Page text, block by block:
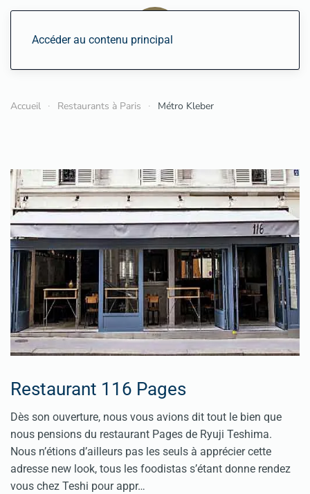
Accéder au contenu principal
Accueil Restaurants à Paris Métro Kleber
Restaurant 116 Pages
Dès son ouverture, nous vous avions dit tout le bien que
nous pensions du restaurant Pages de Ryuji Teshima.
Nous n’étions d’ailleurs pas les seuls à apprécier cette
adresse new look, tous les foodistas s’étant donne rendez
vous chez Teshi pour appr…